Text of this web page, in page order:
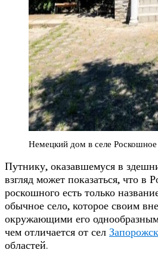
Немецкий дом в селе Роскошное
Путнику, оказавшемуся в
взгляд может показаться, что в
роскошного есть только
обычное село, которое своим
окружающими его
чем отличается от сел
областей.